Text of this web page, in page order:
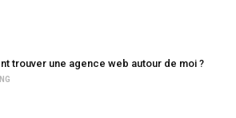
trouver une agence web autour de moi ?